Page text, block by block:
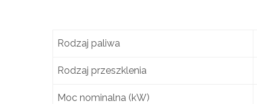
Rodzaj paliwa
Rodzaj przeszklenia
Moc nominalna (kW)